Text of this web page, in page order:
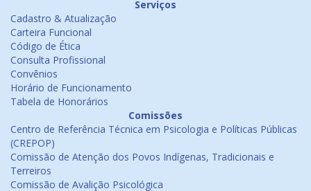
Serviços
Cadastro & Atualização
Carteira Funcional
Código de Ética
Consulta Profissional
Convênios
Horário de Funcionamento
Tabela de Honorários
Comissões
Centro de Referência Técnica em Psicologia e Políticas Públicas
(CREPOP)
Comissão de Atenção dos Povos Indígenas, Tradicionais e
Terreiros
Comissão de Avalição Psicológica